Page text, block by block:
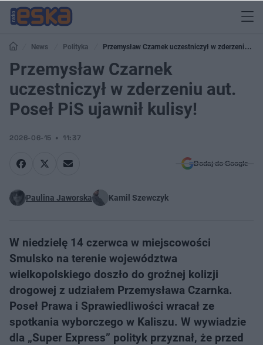
News Polityka
Przemysław Czarnek uczestniczył w zderzeniu
aut. Poseł PiS ujawnił kulisy!
Przemysław Czarnek
uczestniczył w zderzeniu aut.
Poseł PiS ujawnił kulisy!
2026-06-15 11:37
Dodaj do Google
Paulina Jaworska Kamil Szewczyk
W niedzielę 14 czerwca w miejscowości
Smulsko na terenie województwa
wielkopolskiego doszło do groźnej kolizji
drogowej z udziałem Przemysława Czarnka.
Poseł Prawa i Sprawiedliwości wracał ze
spotkania wyborczego w Kaliszu. W wywiadzie
dla „Super Express” polityk przyznał, że przed